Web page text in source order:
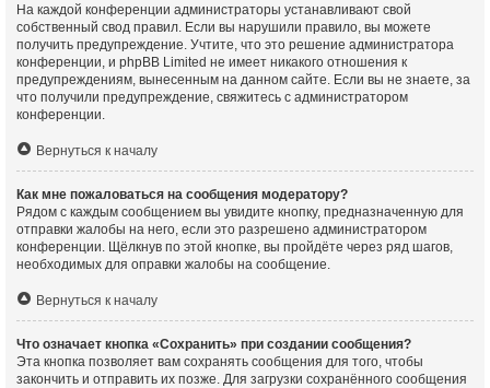
На каждой конференции администраторы устанавливают свой
собственный свод правил. Если вы нарушили правило, вы можете
получить предупреждение. Учтите, что это решение администратора
конференции, и phpBB Limited не имеет никакого отношения к
предупреждениям, вынесенным на данном сайте. Если вы не знаете, за
что получили предупреждение, свяжитесь с администратором
конференции.
Вернуться к началу
Как мне пожаловаться на сообщения модератору?
Рядом с каждым сообщением вы увидите кнопку, предназначенную для
отправки жалобы на него, если это разрешено администратором
конференции. Щёлкнув по этой кнопке, вы пройдёте через ряд шагов,
необходимых для оправки жалобы на сообщение.
Вернуться к началу
Что означает кнопка «Сохранить» при создании сообщения?
Эта кнопка позволяет вам сохранять сообщения для того, чтобы
закончить и отправить их позже. Для загрузки сохранённого сообщения